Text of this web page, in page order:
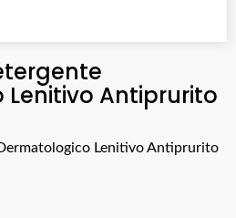
Antiprurito
Lenitivo Antiprurito